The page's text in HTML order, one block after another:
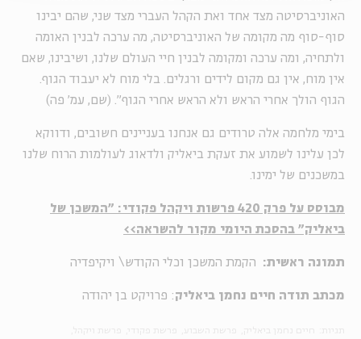
האוניברסיטה מצד אחד ואת הקהל העברי מצד שני, שהם יבינו
סוף-סוף מה מקומה של האוניברסיטה, מה ערכה לבנין האומה
ולתחיה, ומה ערכה ומקומה לבנין חיי העולם שלנו, ושיבינו, שאם
אין מוח, אין גם מקום לידים ורגלים. בלי מוח לא יעבוד הגוף.
הגוף הולך אחרי הראש ולא הראש אחרי הגוף". (שם, עמ' פה)
בימי מלחמה אלה טרודים גם אנחנו בעניינים חשובים, ודווקא
לכן עלינו לשמוע את זעקת ביאליק ולדאוג לעולמות הרוח שלנו
במשכנים של ימינו.
מבוסס על פרק 420 פרשות ויקהל פקודי: "המשכן של
ביאליק" בהסכת היומי מקור להשראה>>
תמונה ראשית: הקמת המשכן וכלי הקודש\ ויקיפדיה
מכתב תודה חיים נחמן ביאליק : פרויקט בן יהודה